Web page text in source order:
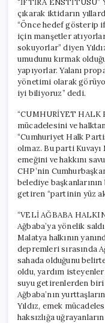
çıkarak iktidarın
“Önce hedef gösterip
için manşetler
sokuyorlar” diyen
umudunu kırmak
yapıyorlar. Yalanı
yönetimi olarak
iyi biliyoruz” dedi.
“CUMHURİYET HALK
mücadelesini ve
“Cumhuriyet Halk
olmaz. Bu parti
emeğini ve hakkını
CHP’nin
belediye
getiren “partinin yüz
“VELİ AĞBABA
Ağbaba’ya yönelik
Malatya halkının
depremleri sırasında
sahada olduğunu
oldu, yardım
suyu getirenlerden biri
Ağbaba’nın
Yıldız, emek
haksızlığa